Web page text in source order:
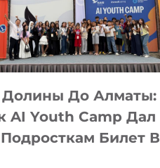
До Алматы:
AI Youth Camp Дал
Билет В